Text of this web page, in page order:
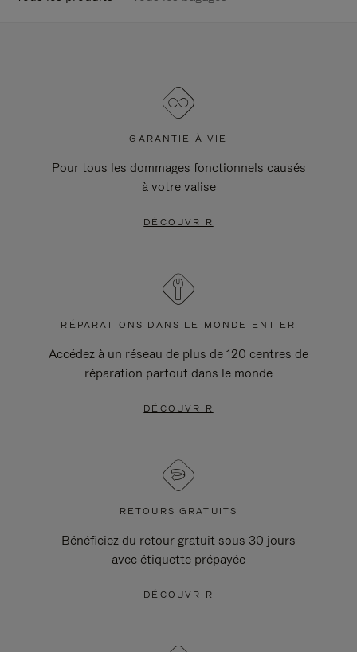
GARANTIE À VIE
Pour tous les dommages fonctionnels causés
à votre valise
DÉCOUVRIR
RÉPARATIONS DANS LE MONDE ENTIER
Accédez à un réseau de plus de 120 centres de
réparation partout dans le monde
DÉCOUVRIR
RETOURS GRATUITS
Bénéficiez du retour gratuit sous 30 jours
avec étiquette prépayée
DÉCOUVRIR